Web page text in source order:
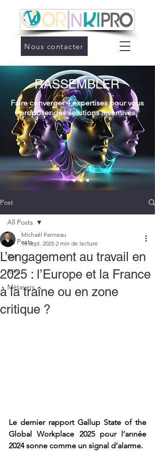
RASSEMBLER
Faire converger 4 expertises pour vous
proposer des solutions inventives
Nous contacter
Post
All Posts
RH
RPS
Métavers
All Posts
L’engagement au travail en
2025 : l’Europe et la France
à la traîne ou en zone
critique ?
Michaël Panneau
16 sept. 2025 2 min de lecture
Le dernier rapport Gallup State of the
Global Workplace 2025 pour l’année
2024 sonne comme un signal d’alarme.